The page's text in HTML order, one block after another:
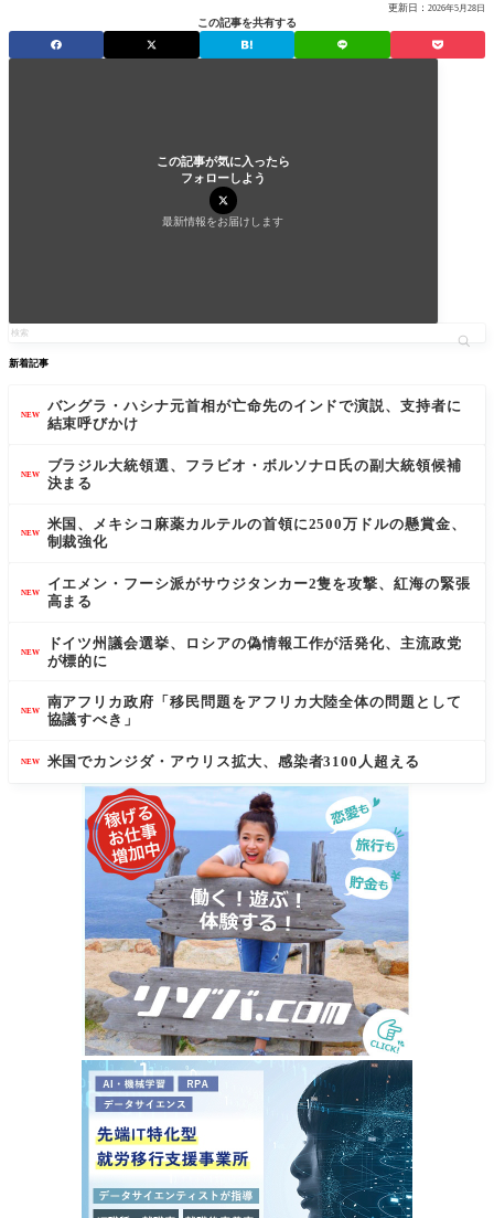
更新日： 2026年5月28日
この記事を共有する
この記事が気に入ったら
フォローしよう
最新情報をお届けします
新着記事
NEW
バングラ・ハシナ元首相が亡命先のインドで演説、支持者に
結束呼びかけ
NEW
ブラジル大統領選、フラビオ・ボルソナロ氏の副大統領候補
決まる
NEW
米国、メキシコ麻薬カルテルの首領に2500万ドルの懸賞金、
制裁強化
NEW
イエメン・フーシ派がサウジタンカー2隻を攻撃、紅海の緊張
高まる
NEW
ドイツ州議会選挙、ロシアの偽情報工作が活発化、主流政党
が標的に
NEW
南アフリカ政府「移民問題をアフリカ大陸全体の問題として
協議すべき」
NEW 米国でカンジダ・アウリス拡大、感染者3100人超える